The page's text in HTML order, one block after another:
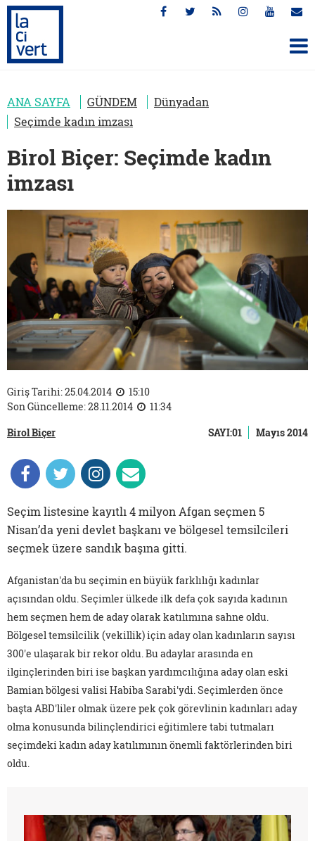
ANA SAYFA GÜNDEM
Dünyadan
Seçimde kadın imzası
Birol Biçer: Seçimde kadın
imzası
Giriş Tarihi: 25.04.2014
15:10
Son Güncelleme: 28.11.2014
11:34
Birol Biçer
SAYI:01 Mayıs 2014
Seçim listesine kayıtlı 4 milyon Afgan seçmen 5
Nisan’da yeni devlet başkanı ve bölgesel temsilcileri
seçmek üzere sandık başına gitti.
Afganistan'da bu seçimin en büyük farklılığı kadınlar
açısından oldu. Seçimler ülkede ilk defa çok sayıda kadının
hem seçmen hem de aday olarak katılımına sahne oldu.
Bölgesel temsilcilik (vekillik) için aday olan kadınların sayısı
300'e ulaşarak bir rekor oldu. Bu adaylar arasında en
ilginçlerinden biri ise başkan yardımcılığına aday olan eski
Bamian bölgesi valisi Habiba Sarabi'ydi. Seçimlerden önce
başta ABD'liler olmak üzere pek çok görevlinin kadınları aday
olma konusunda bilinçlendirici eğitimlere tabi tutmaları
seçimdeki kadın aday katılımının önemli faktörlerinden biri
oldu.